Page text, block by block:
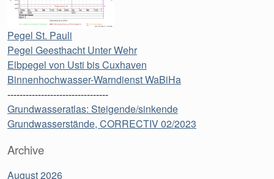
Pegel St. Pauli
Pegel Geesthacht Unter Wehr
Elbpegel von Usti bis Cuxhaven
Binnenhochwasser-Warndienst WaBiHa
---------------------------------
Grundwasseratlas: Steigende/sinkende
Grundwasserstände, CORRECTIV 02/2023
Archive
August 2026